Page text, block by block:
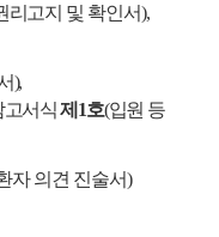
리고지 및 확인서),
),
고서식제 1호(입원 등
자 의견 진술서)